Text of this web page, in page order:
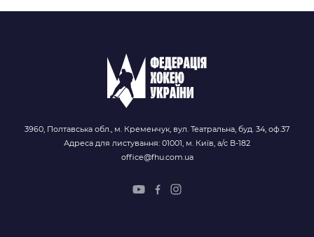
3960, Полтавська обл., м. Кременчук, вул. Театральна, буд. 34, оф.37
Адреса для листування: 01001, м. Київ, а/с В-182
office@fhu.com.ua